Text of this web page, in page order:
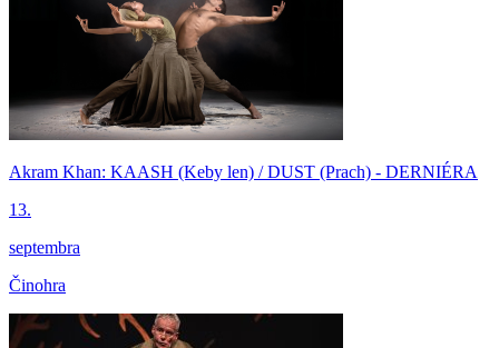
Akram Khan: KAASH (Keby len) / DUST (Prach) - DERNIÉRA
13.
septembra
Činohra